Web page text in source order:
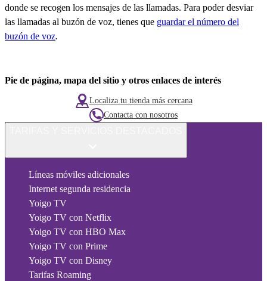
donde se recogen los mensajes de las llamadas. Para poder desviar
las llamadas al buzón de voz, tienes que guardar el número del
buzón de voz.
Pie de página, mapa del sitio y otros enlaces de interés
Localiza tu tienda más cercana
Contacta con nosotros
Líneas móviles adicionales
Internet segunda residencia
Yoigo TV
Yoigo TV con Netflix
Yoigo TV con HBO Max
Yoigo TV con Prime
Yoigo TV con Disney
Tarifas Roaming